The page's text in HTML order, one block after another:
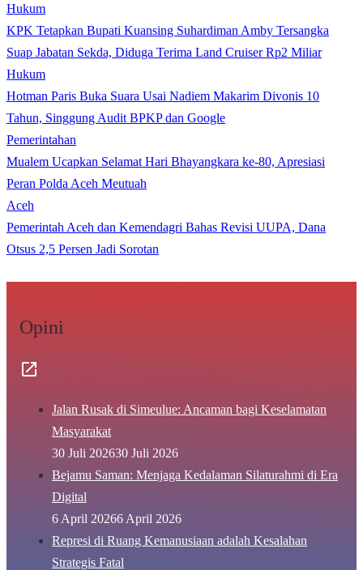
Hukum
KPK Tetapkan Bupati Kuansing Suhardiman Amby Tersangka
Suap Jabatan Sekda, Diduga Terima Land Cruiser Rp2 Miliar
Hukum
Hotman Paris Buka Suara Usai Nadiem Makarim Divonis 10
Tahun, Singgung Audit BPKP dan Google
Pemerintahan
Mualem Ucapkan Selamat Hari Bhayangkara ke-80, Apresiasi
Peran Polda Aceh Meutuah
Aceh
Pemerintah Aceh dan Kemendagri Bahas Revisi UUPA, Dana
Otsus 2,5 Persen Jadi Sorotan
Opini
Jalan Rusak di Simeulue: Ancaman bagi Keselamatan
Masyarakat
30 Juli 202630 Juli 2026
Bejamu Saman: Menjaga Kedalaman Silaturahmi di Era
Digital
6 April 20266 April 2026
Represi di Ruang Kemanusiaan adalah Kesalahan
Strategis Fatal